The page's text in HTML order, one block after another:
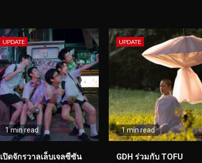
UPDATE
1 min read
เปิดจักรวาลเล็บเจลซีซัน
UPDATE
1 min read
GDH ร่วมกับ TOFU